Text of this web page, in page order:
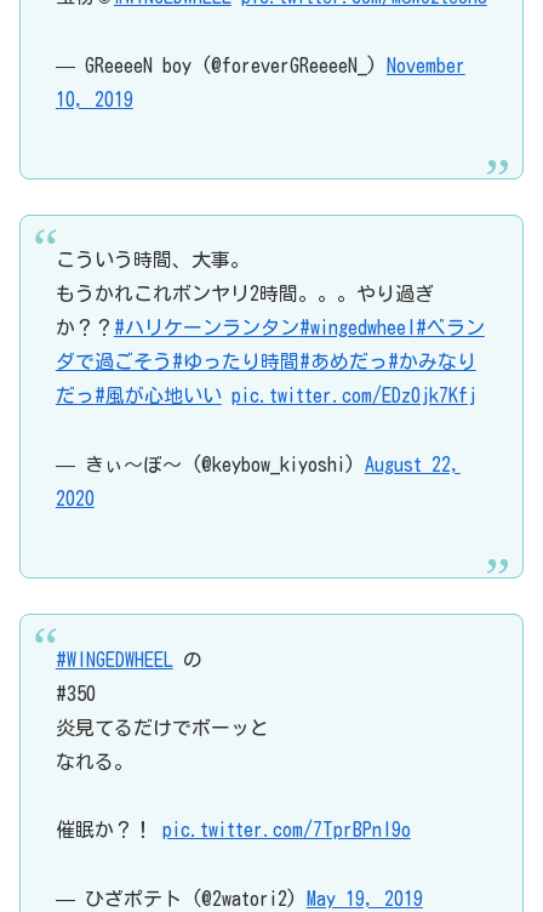
— GReeeeN boy (@foreverGReeeeN_)
November
10, 2019
こういう時間、大事。
もうかれこれボンヤリ2時間。。。やり過ぎ
か？？ #ハリケーンランタン#wingedwheel #ベラン
ダで過ごそう #ゆったり時間 #あめだっ#かみなり
だっ#風が心地いい pic.twitter.com/EDz0jk7Kfj
— きぃ〜ぼ〜 (@keybow_kiyoshi) August 22,
2020
#WINGEDWHEEL
の
#350
炎見てるだけでボーッと
なれる。
催眠か？！ pic.twitter.com/7TprBPnI9o
— ひざポテト (@2watori2) May 19, 2019